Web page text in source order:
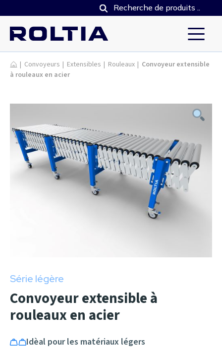
Produits
| Convoyeurs | Extensibles | Rouleaux | Convoyeur extensible
à rouleaux en acier
Série légère
Convoyeur extensible à
rouleaux en acier
Idèal pour les matériaux légers